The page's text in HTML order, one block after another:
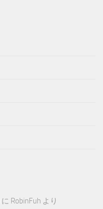
に RobinFuh より